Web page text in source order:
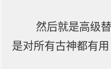
然后就是高级替
是对所有古神都有用